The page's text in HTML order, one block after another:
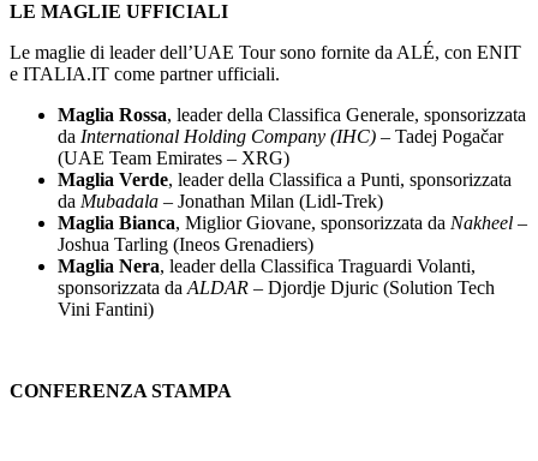
LE MAGLIE UFFICIALI
Le maglie di leader dell’UAE Tour sono fornite da ALÉ, con ENIT
e ITALIA.IT come partner ufficiali.
Maglia Rossa, leader della Classifica Generale, sponsorizzata
da International Holding Company (IHC) – Tadej Pogačar
(UAE Team Emirates – XRG)
Maglia Verde, leader della Classifica a Punti, sponsorizzata
da Mubadala – Jonathan Milan (Lidl-Trek)
Maglia Bianca, Miglior Giovane, sponsorizzata da Nakheel –
Joshua Tarling (Ineos Grenadiers)
Maglia Nera, leader della Classifica Traguardi Volanti,
sponsorizzata daALDAR – Djordje Djuric (Solution Tech
Vini Fantini)
CONFERENZA STAMPA